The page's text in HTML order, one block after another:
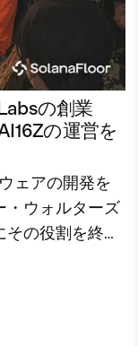
の創業
の運営を
ェアの開発を
・ウォルターズ
の役割を終え